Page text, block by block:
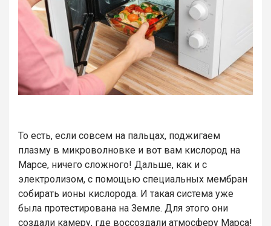
То есть, если совсем на пальцах, поджигаем
плазму в микроволновке и вот вам кислород на
Марсе, ничего сложного! Дальше, как и с
электролизом, с помощью специальных мембран
собирать ионы кислорода. И такая система уже
была протестирована на Земле. Для этого они
создали камеру, где воссоздали атмосферу Марса!